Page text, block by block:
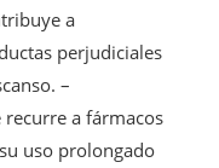
a
perjudiciales
–
recurre a fármacos
uso prolongado